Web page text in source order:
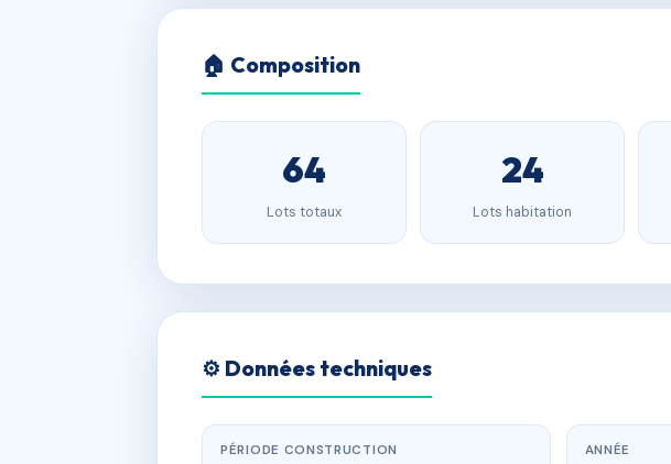
🏠 Composition
64
Lots totaux
24
Lots habitation
⚙️ Données techniques
PÉRIODE CONSTRUCTION ANNÉE